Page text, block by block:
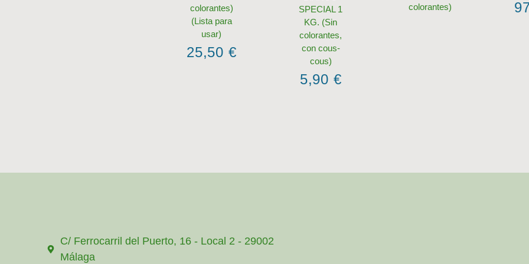
colorantes)
(Lista para
usar)
25,50€
SPECIAL 1
KG. (Sin
colorantes,
con cous-
cous)
5,90€
colorantes)
C/ Ferrocarril del Puerto, 16 - Local 2 - 29002
Málaga